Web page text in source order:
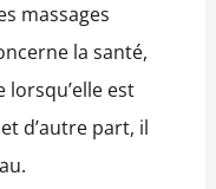
massages
la santé,
lorsqu’elle est
d’autre part, il